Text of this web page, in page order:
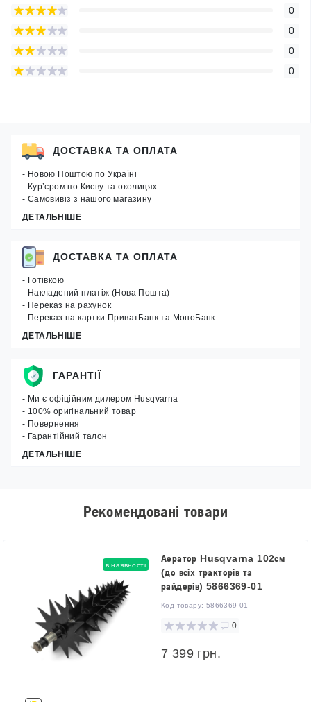
0
0
0
0
ДОСТАВКА ТА ОПЛАТА
- Новою Поштою по Україні
- Кур’єром по Києву та околицях
- Самовивіз з нашого магазину
ДЕТАЛЬНІШЕ
ДОСТАВКА ТА ОПЛАТА
- Готівкою
- Накладений платіж (Нова Пошта)
- Переказ на рахунок
- Переказ на картки ПриватБанк та МоноБанк
ДЕТАЛЬНІШЕ
ГАРАНТІЇ
- Ми є офіційним дилером Husqvarna
- 100% оригінальний товар
- Повернення
- Гарантійний талон
ДЕТАЛЬНІШЕ
Рекомендовані товари
в наявності
Аератор Husqvarna 102см
(до всіх тракторів та
райдерів) 5866369-01
Код товару: 5866369-01
0
7 399 грн.